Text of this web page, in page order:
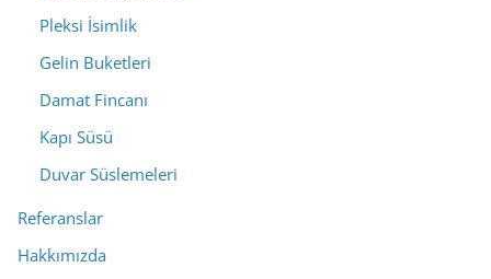
Pleksi İsimlik
Gelin Buketleri
Damat Fincanı
Kapı Süsü
Duvar Süslemeleri
Referanslar
Hakkımızda